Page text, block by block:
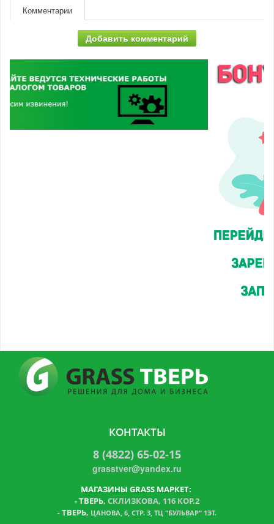
Комментарии
Добавить комментарий
КОНТАКТЫ
8 (4822) 65-02-15
grasstver@yandex.ru
МАГАЗИНЫ GRASS МАРКЕТ:
-ТВЕРЬ, СКЛИЗКОВА, 116 КОР.2
- ТВЕРЬ, ЦАНОВА, 6, СТР. 3, ТЦ "БУЛЬВАР" 1ЭТ.